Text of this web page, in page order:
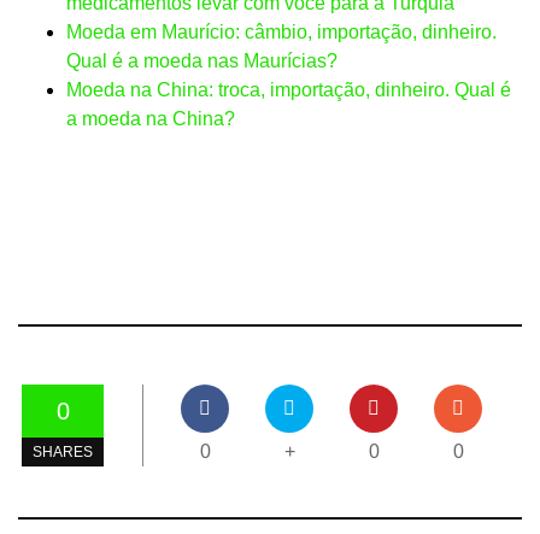
Moeda em Maurício: câmbio, importação, dinheiro.
Qual é a moeda nas Maurícias?
Moeda na China: troca, importação, dinheiro. Qual é
a moeda na China?
0
SHARES 0 + 0 0